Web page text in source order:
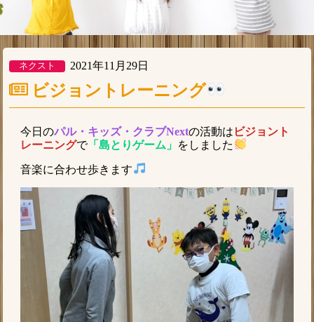
ネクスト 2021年11月29日
ビジョントレーニング
今日のパル・キッズ・クラブNextの活動は ビジョント
レーニングで「島とりゲーム」 をしました
音楽に合わせ歩きます